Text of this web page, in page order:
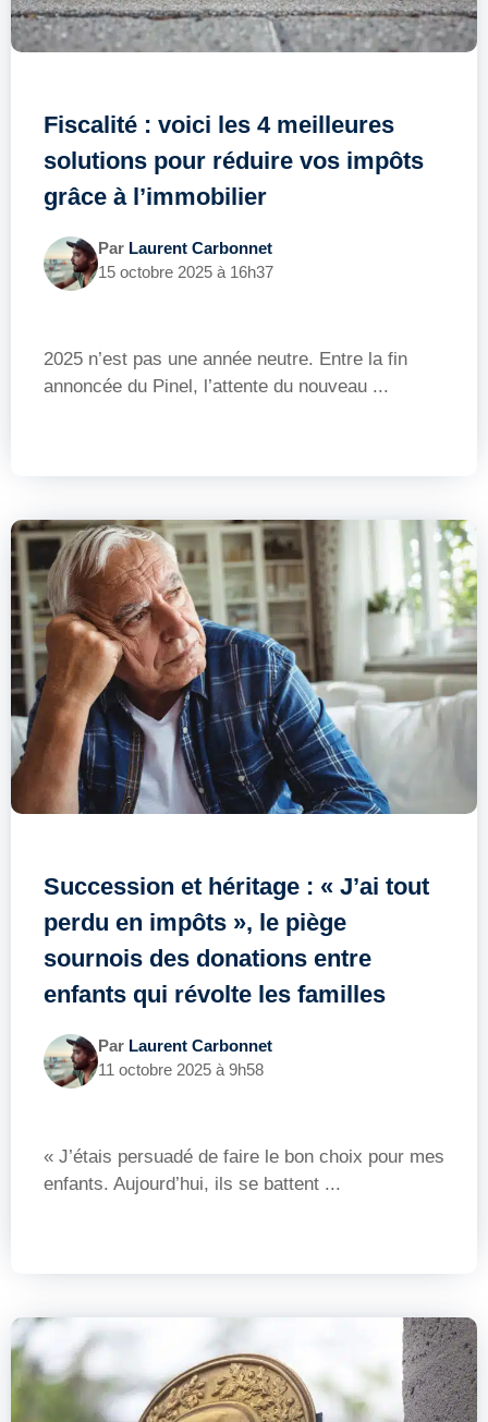
Fiscalité : voici les 4 meilleures
solutions pour réduire vos impôts
grâce à l’immobilier
Par Laurent Carbonnet
15 octobre 2025 à 16h37
2025 n’est pas une année neutre. Entre la fin
annoncée du Pinel, l’attente du nouveau ...
Succession et héritage : « J’ai tout
perdu en impôts », le piège
sournois des donations entre
enfants qui révolte les familles
Par Laurent Carbonnet
11 octobre 2025 à 9h58
« J’étais persuadé de faire le bon choix pour mes
enfants. Aujourd’hui, ils se battent ...